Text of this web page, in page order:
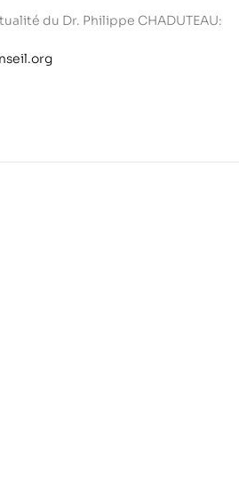
du Dr. Philippe CHADUTEAU: